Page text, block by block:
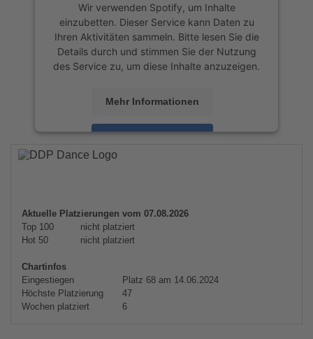
Wir verwenden Spotify, um Inhalte
einzubetten. Dieser Service kann Daten zu
Ihren Aktivitäten sammeln. Bitte lesen Sie die
Details durch und stimmen Sie der Nutzung
des Service zu, um diese Inhalte anzuzeigen.
Mehr Informationen
Akzeptieren
powered by
Aktuelle Platzierungen vom 07.08.2026
Top 100
nicht platziert
Hot 50
nicht platziert
Chartinfos
Eingestiegen
Platz 68 am 14.06.2024
Höchste Platzierung
47
Wochen platziert
6